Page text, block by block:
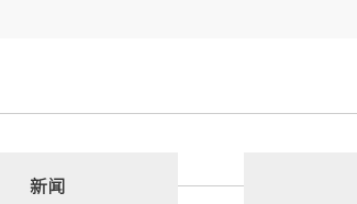
新闻